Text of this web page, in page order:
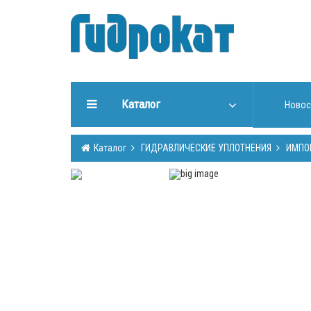
Каталог
ГИДРАВЛИЧЕСКИЕ
УПЛОТНЕНИЯ
Каталог ГИДРАВЛИЧЕСКИЕ УПЛОТНЕНИЯ